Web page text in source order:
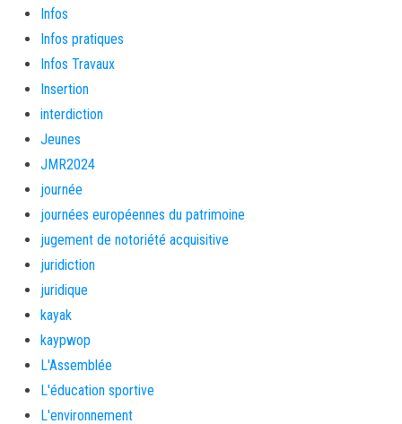
Infos
Infos pratiques
Infos Travaux
Insertion
interdiction
Jeunes
JMR2024
journée
journées européennes du patrimoine
jugement de notoriété acquisitive
juridiction
juridique
kayak
kaypwop
L'Assemblée
L'éducation sportive
L'environnement